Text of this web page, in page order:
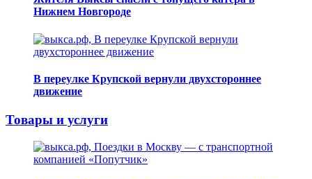
Нижнем Новгороде
В переулке Крупской вернули двухстороннее
движение
Товары и услуги